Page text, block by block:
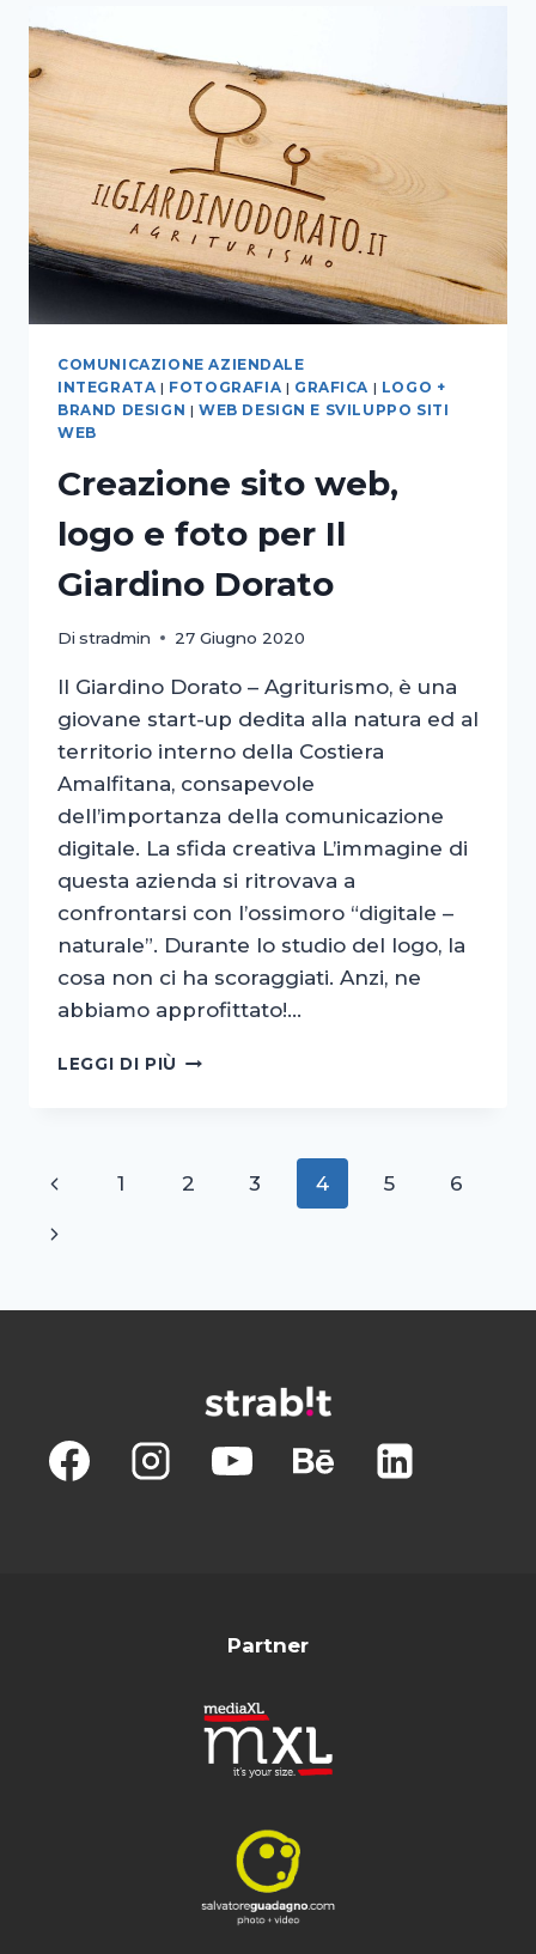
COMUNICAZIONE AZIENDALE
INTEGRATA | FOTOGRAFIA | GRAFICA | LOGO +
BRAND DESIGN | WEB DESIGN E SVILUPPO SITI
WEB
Creazione sito web,
logo e foto per Il
Giardino Dorato
Di stradmin 27 Giugno 2020
Il Giardino Dorato – Agriturismo, è una
giovane start-up dedita alla natura ed al
territorio interno della Costiera
Amalfitana, consapevole
dell’importanza della comunicazione
digitale. La sfida creativa L’immagine di
questa azienda si ritrovava a
confrontarsi con l’ossimoro “digitale –
naturale”. Durante lo studio del logo, la
cosa non ci ha scoraggiati. Anzi, ne
abbiamo approfittato!…
LEGGI DI PIÙ CREAZIONE
FOTO
Navigazione
pagina
Pagina
Precedente
1 2 3 4 5 6
Pagina
Partner